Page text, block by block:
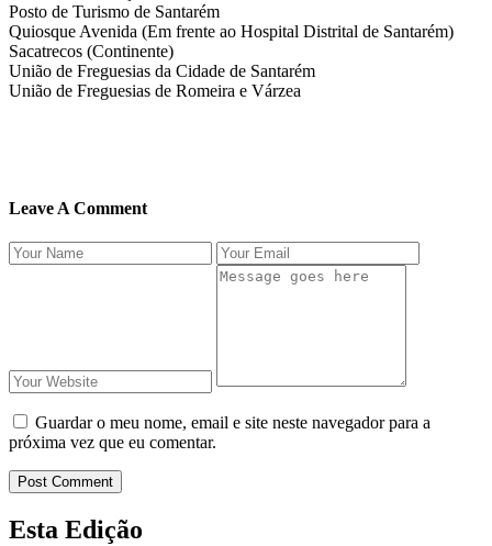
Posto de Turismo de Santarém
Quiosque Avenida (Em frente ao Hospital Distrital de Santarém)
Sacatrecos (Continente)
União de Freguesias da Cidade de Santarém
União de Freguesias de Romeira e Várzea
Leave A Comment
Guardar o meu nome, email e site neste navegador para a
próxima vez que eu comentar.
Post Comment
Esta Edição